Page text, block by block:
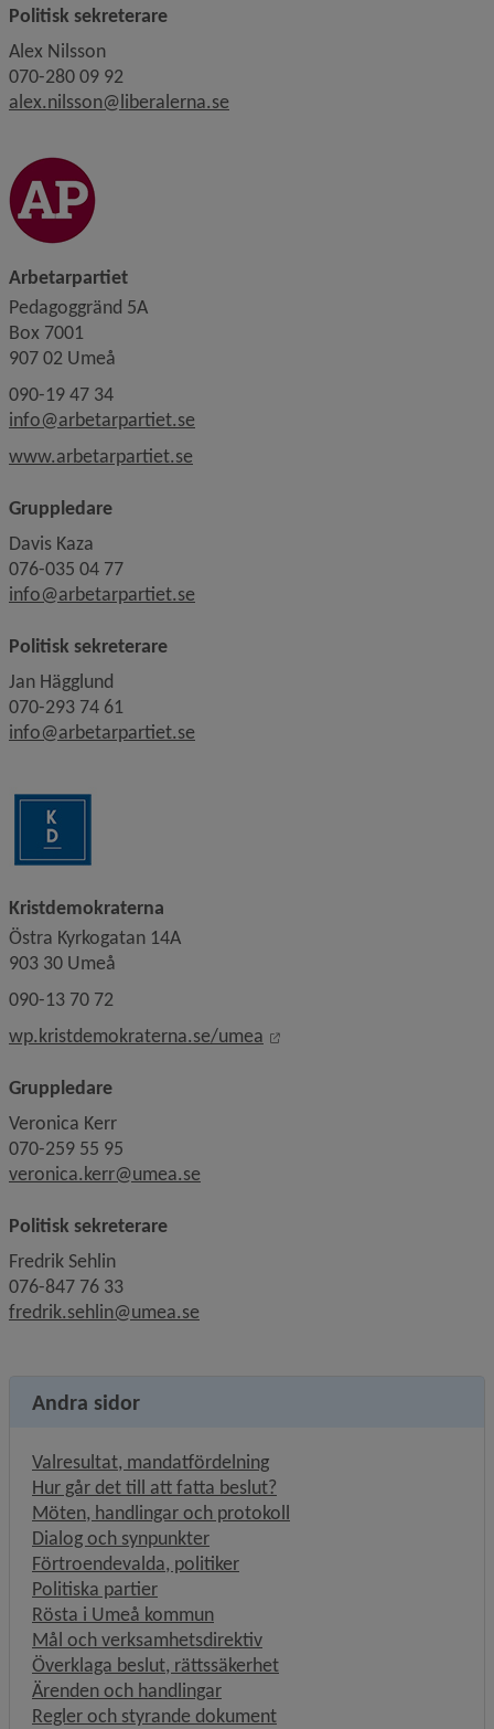
Politisk sekreterare
Alex Nilsson
070-280 09 92
alex.nilsson@liberalerna.se
Arbetarpartiet
Pedagoggränd 5A
Box 7001
907 02 Umeå
090-19 47 34
info@arbetarpartiet.se
www.arbetarpartiet.seLänk till annan webbplats.
Gruppledare
Davis Kaza
076-035 04 77
info@arbetarpartiet.se
Politisk sekreterare
Jan Hägglund
070-293 74 61
info@arbetarpartiet.se
Kristdemokraterna
Östra Kyrkogatan 14A
903 30 Umeå
090-13 70 72
wp.kristdemokraterna.se/umea
Länk till annan
Gruppledare
Veronica Kerr
070-259 55 95
veronica.kerr@umea.se
Politisk sekreterare
Fredrik Sehlin
076-847 76 33
fredrik.sehlin@umea.se
Andra sidor
Valresultat, mandatfördelning
Hur går det till att fatta beslut?
Möten, handlingar och protokoll
Dialog och synpunkter
Förtroendevalda, politiker
Politiska partier
Rösta i Umeå kommun
Mål och verksamhetsdirektiv
Överklaga beslut, rättssäkerhet
Ärenden och handlingar
Regler och styrande dokument